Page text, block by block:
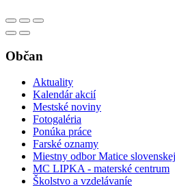
Občan
Aktuality
Kalendár akcií
Mestské noviny
Fotogaléria
Ponúka práce
Farské oznamy
Miestny odbor Matice
MC LIPKA - materské centrum
Školstvo a vzdelávaníe